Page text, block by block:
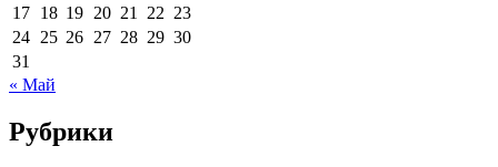
17 18 19 20 21 22 23
24 25 26 27 28 29 30
31
« Май
Рубрики